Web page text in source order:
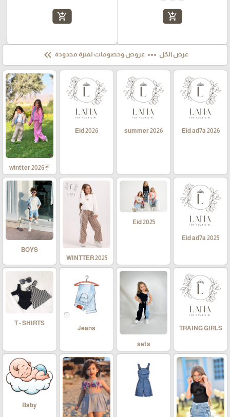
add_shopping_cart
add_shopping_cart
عرض الكل more_horiz عروض وخصومات لفترة محدودة keyboard_double_arrow_left
Eid ad7a 2026
summer 2026
Eid 2026
☔wintter 2026
Eid ad7a 2025
Eid 2025
WINTTER 2025
BOYS
TRAING GIRLS
sets
Jeans
T - SHIRTS
Baby